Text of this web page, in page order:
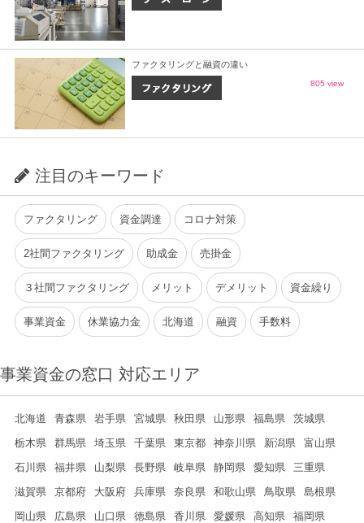
ファクタリングと融資の違い
805 view
注目のキーワード
ファクタリング 資金調達 コロナ対策
2社間ファクタリング 助成金 売掛金
３社間ファクタリング メリット デメリット 資金繰り
事業資金 休業協力金 北海道 融資 手数料
事業資金の窓口 対応エリア
北海道 青森県 岩手県 宮城県 秋田県 山形県 福島県
茨城県
栃木県
群馬県 埼玉県 千葉県 東京都 神奈川県 新潟県
富山県
石川県
福井県 山梨県 長野県 岐阜県 静岡県 愛知県
三重県
滋賀県
京都府 大阪府 兵庫県 奈良県 和歌山県 鳥取県
島根県
岡山県
広島県 山口県 徳島県 香川県 愛媛県 高知県
福岡県